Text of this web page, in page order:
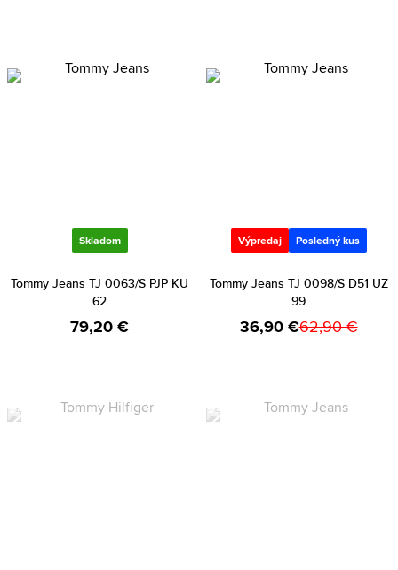
Skladom
Tommy Jeans TJ 0063/S PJP KU
62
79,20 €
Výpredaj Posledný kus
Tommy Jeans TJ 0098/S D51 UZ
99
36,90 €62,90 €